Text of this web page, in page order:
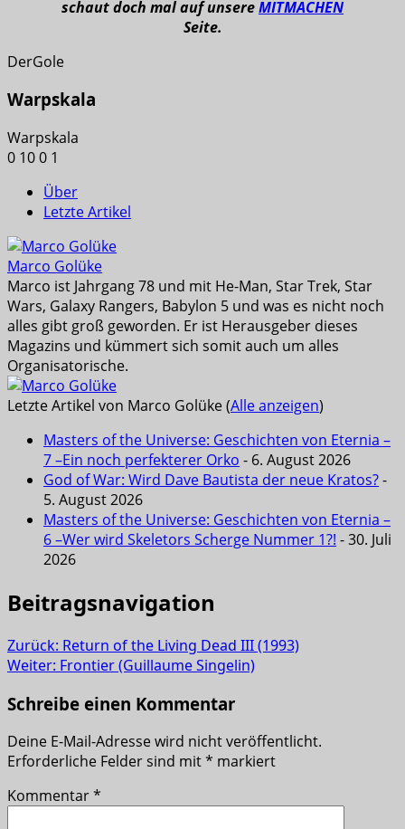
schaut doch mal auf unsereMITMACHEN
Seite.
DerGole
Warpskala
Warpskala
0 100 1
Über
Letzte Artikel
Marco Golüke
Marco ist Jahrgang 78 und mit He-Man, Star Trek, Star
Wars, Galaxy Rangers, Babylon 5 und was es nicht noch
alles gibt groß geworden. Er ist Herausgeber dieses
Magazins und kümmert sich somit auch um alles
Organisatorische.
Letzte Artikel von Marco Golüke(Alle anzeigen)
Masters of the Universe: Geschichten von Eternia –
7 –Ein noch perfekterer Orko - 6. August 2026
God of War: Wird Dave Bautista der neue Kratos?-
5. August 2026
Masters of the Universe: Geschichten von Eternia –
6 –Wer wird Skeletors Scherge Nummer 1?! - 30. Juli
2026
Beitragsnavigation
Zurück: Return of the Living Dead III (1993)
Weiter: Frontier (Guillaume Singelin)
Schreibe einen Kommentar
Deine E-Mail-Adresse wird nicht veröffentlicht.
Erforderliche Felder sind mit* markiert
Kommentar*